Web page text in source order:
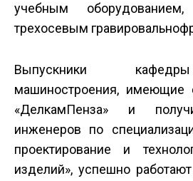
учебным
трехосевым
Выпускники
машиностроения, имеющие
«Делкам­Пенза» и
инженеров по
проектирование и
изделий», успешно